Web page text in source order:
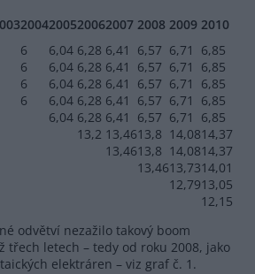
2004200520062007 2008 2009 2010
6 6,04 6,28 6,41 6,57 6,71
6,85
6 6,04 6,28 6,41 6,57 6,71
6,85
6 6,04 6,28 6,41 6,57 6,71
6,85
6 6,04 6,28 6,41 6,57 6,71
6,85
6,04 6,28 6,41 6,57 6,71
6,85
13,2 13,4613,8 14,0814,37
13,4613,8 14,0814,37
13,4613,7314,01
12,7913,05
12,15
odvětví nezažilo takový boom
třech letech – tedy od roku 2008, jako
elektráren – viz graf č. 1.